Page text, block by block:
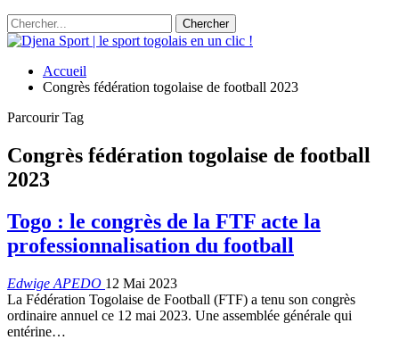
Accueil
Congrès fédération togolaise de football 2023
Parcourir Tag
Congrès fédération togolaise de football
2023
Togo : le congrès de la FTF acte la
professionnalisation du football
Edwige APEDO 12 Mai 2023
La Fédération Togolaise de Football (FTF) a tenu son congrès
ordinaire annuel ce 12 mai 2023. Une assemblée générale qui
entérine…